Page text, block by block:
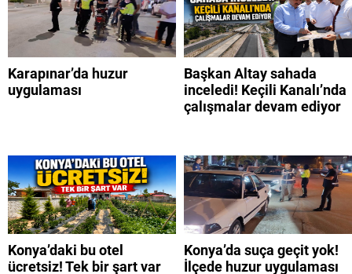
Karapınar’da huzur
uygulaması
Başkan Altay sahada
inceledi! Keçili Kanalı’nda
çalışmalar devam ediyor
Konya’daki bu otel
ücretsiz! Tek bir şart var
Konya’da suça geçit yok!
İlçede huzur uygulaması